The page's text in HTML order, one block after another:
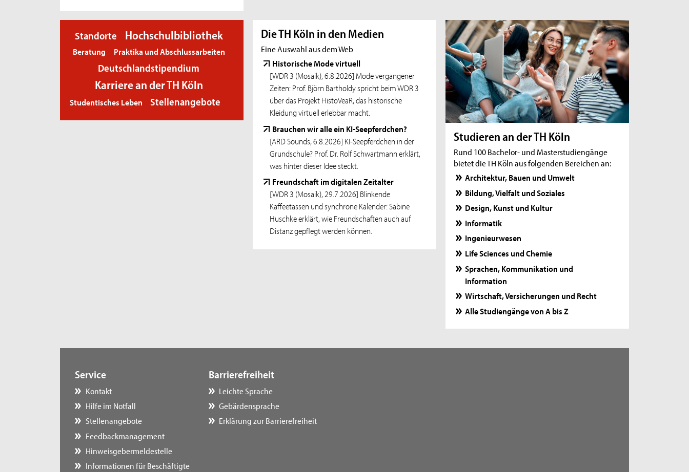
11.08.26 - Zoom-Sprechstunde
Online-Sprechstunde für Incomings
Exchange
11.08.26 - Zoom-Sprechstunde
Online-Sprechstunde: Erasmus+
Auslandsstudium
Offene Zoom-Sprechstunde für
Promotionsinteressierte und Promovierende
11.08.26 - Workshop
Erfolgreich Eigenkapital finden: Mach dich
interessant für Investoren
11.08.26 - Zoom-Sprechstunde
Online-Sprechstunde für Studieninteressierte
und Studierende mit Fluchthintergrund
Preis der Bauindustrie NRW und der TH Köln:
Absolvent*innen für herausragende
Leistungen geehrt
Brückenbauer zwischen Wissenschaft und
Industrie
Neuberufen 2026: Prof. Dr. Nina Kläsener
Standorte Hochschulbibliothek
Beratung Praktika und Abschlussarbeiten
Deutschlandstipendium
Karriere an der TH Köln
Studentisches Leben Stellenangebote
Die TH Köln in den Medien
Eine Auswahl aus dem Web
Historische Mode virtuell
[WDR 3 (Mosaik), 6.8.2026] Mode vergangener
Zeiten: Prof. Björn Bartholdy spricht beim WDR 3
über das Projekt HistoVeaR, das historische
Kleidung virtuell erlebbar macht.
Brauchen wir alle ein KI-Seepferdchen?
[ARD Sounds, 6.8.2026] KI-Seepferdchen in der
Grundschule? Prof. Dr. Rolf Schwartmann erklärt,
was hinter dieser Idee steckt.
Freundschaft im digitalen Zeitalter
[WDR 3 (Mosaik), 29.7.2026] Blinkende
Kaffeetassen und synchrone Kalender: Sabine
Huschke erklärt, wie Freundschaften auch auf
Distanz gepflegt werden können.
Studieren an der TH Köln
Rund 100 Bachelor- und Masterstudiengänge
bietet die TH Köln aus folgenden Bereichen an:
Architektur, Bauen und Umwelt
Bildung, Vielfalt und Soziales
Design, Kunst und Kultur
Informatik
Ingenieurwesen
Life Sciences und Chemie
Sprachen, Kommunikation und
Information
Wirtschaft, Versicherungen und Recht
Alle Studiengänge von A bis Z
Service
Kontakt
Hilfe im Notfall
Stellenangebote
Feedbackmanagement
Hinweisgebermeldestelle
Informationen für Beschäftigte
Barrierefreiheit
Leichte Sprache
Gebärdensprache
Erklärung zur Barrierefreiheit